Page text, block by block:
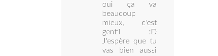
oui ça va
beaucoup
mieux, c'est
gentil :D
J'espère que tu
vas bien aussi